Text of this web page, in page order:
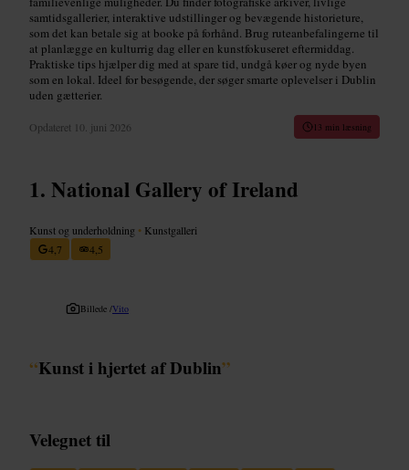
samtidsgallerier, interaktive udstillinger og bevægende historieture,
som det kan betale sig at booke på forhånd. Brug ruteanbefalingerne til
at planlægge en kulturrig dag eller en kunstfokuseret eftermiddag.
Praktiske tips hjælper dig med at spare tid, undgå køer og nyde byen
som en lokal. Ideel for besøgende, der søger smarte oplevelser i Dublin
uden gætterier.
Opdateret 10. juni 2026 13 min læsning
National Gallery of Ireland
Kunst og underholdning • Kunstgalleri
4,7
4,5
Billede /Vito
“Kunst i hjertet af Dublin”
Velegnet til